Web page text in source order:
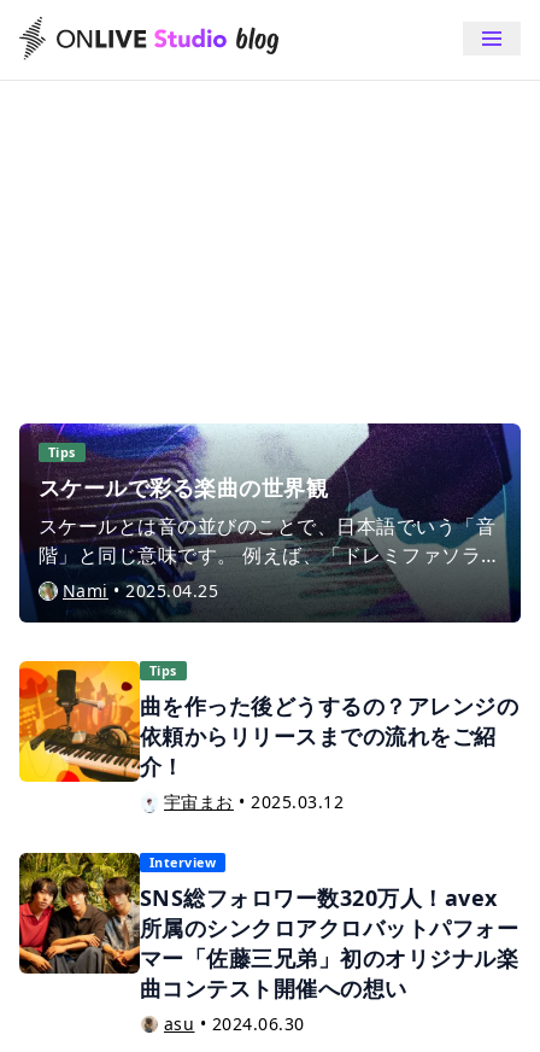
Tips
スケールで彩る楽曲の世界観
スケールとは音の並びのことで、日本語でいう「音
階」と同じ意味です。 例えば、「ドレミファソラシ
ド」はメジャースケールという音階で、「全音-全
音-半音-全音-全音-全音-半音」といった音の並びで
隔の組み合わせによって、音楽が明るく感じられた
り、暗く感じたり、音の印象が大きく左右されま
す。 今回は、楽曲にスパイスや個性を加えてくれる
さまざまなスケールを、具体例とともに紹介してい
きます。
Nami•2025.04.25
Tips
曲を作った後どうするの？アレンジの
依頼からリリースまでの流れをご紹
介！
宇宙まお •2025.03.12
Interview
SNS総フォロワー数320万人！avex
所属のシンクロアクロバットパフォー
マー「佐藤三兄弟」初のオリジナル楽
曲コンテスト開催への想い
asu • 2024.06.30